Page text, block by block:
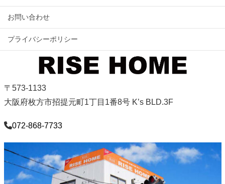
お問い合わせ
プライバシーポリシー
〒573-1133
大阪府枚方市招提元町1丁目1番8号 K’s BLD.3F
072-868-7733